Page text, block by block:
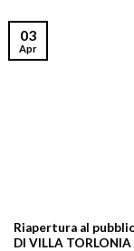
Riapertura al
DI VILLA TORLONIA
03
Apr